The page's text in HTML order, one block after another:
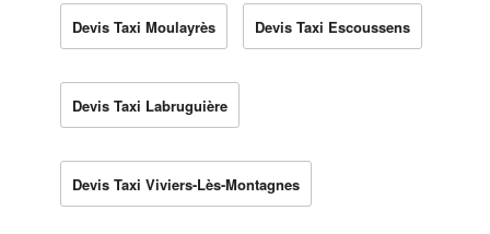
Devis Taxi Moulayrès Devis Taxi Escoussens
Devis Taxi Labruguière
Devis Taxi Viviers-Lès-Montagnes